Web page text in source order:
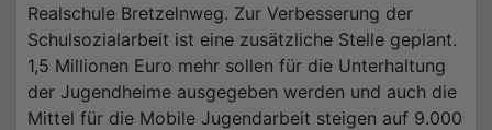
Realschule Bretzelnweg. Zur Verbesserung der
Schulsozialarbeit ist eine zusätzliche Stelle geplant.
1,5 Millionen Euro mehr sollen für die Unterhaltung
der Jugendheime ausgegeben werden und auch die
Mittel für die Mobile Jugendarbeit steigen auf 9.000